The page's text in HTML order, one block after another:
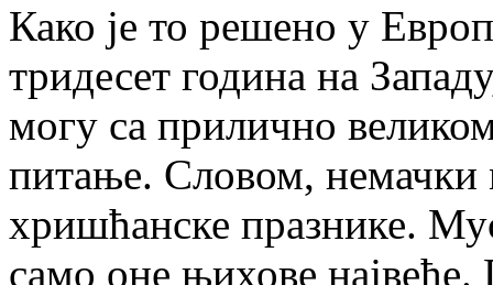
Како је то решено у
тридесет година на
могу са прилично
питање. Словом, немачки
хришћанске празнике.
само оне њихове